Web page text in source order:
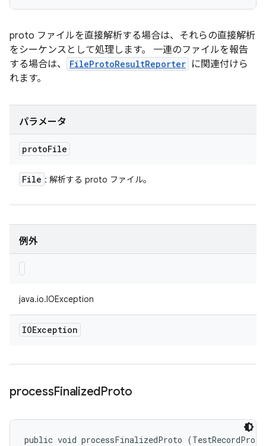
proto ファイルを直接解析する場合は、それらの直接解析
をシーケンスとして処理します。 一連のファイルを報告
する場合は、
FileProtoResultReporter に関連付けら
れます。
パラメータ
protoFile
File : 解析する proto ファイル。
例外
java.io.IOException
IOException
processFinalizedProto
public void processFinalizedProto